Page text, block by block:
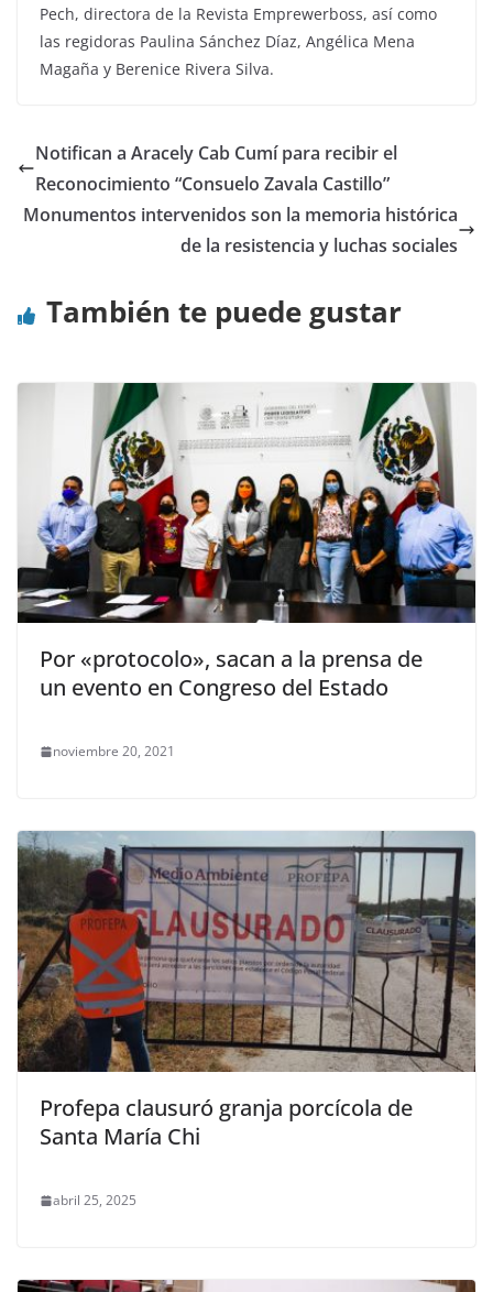
Pech, directora de la Revista Emprewerboss, así como
las regidoras Paulina Sánchez Díaz, Angélica Mena
Magaña y Berenice Rivera Silva.
Notifican a Aracely Cab Cumí para recibir el
Reconocimiento “Consuelo Zavala Castillo”
Monumentos intervenidos son la memoria histórica
de la resistencia y luchas sociales
También te puede gustar
Por «protocolo», sacan a la prensa de
un evento en Congreso del Estado
noviembre 20, 2021
Profepa clausuró granja porcícola de
Santa María Chi
abril 25, 2025